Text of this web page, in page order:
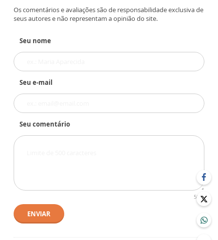
Os comentários e avaliações são de responsabilidade exclusiva de
seus autores e não representam a opinião do site.
Seu nome
Seu e-mail
Seu comentário
500
ENVIAR